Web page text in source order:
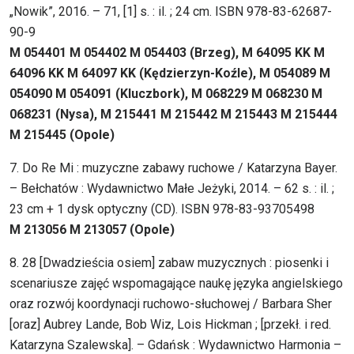
„Nowik”, 2016. – 71, [1] s. : il. ; 24 cm. ISBN 978-83-62687-
90-9
M 054401 M 054402 M 054403 (Brzeg), M 64095 KK M
64096 KK M 64097 KK (Kędzierzyn-Koźle), M 054089 M
054090 M 054091 (Kluczbork), M 068229 M 068230 M
068231 (Nysa), M 215441 M 215442 M 215443 M 215444
M 215445 (Opole)
7. Do Re Mi : muzyczne zabawy ruchowe / Katarzyna Bayer.
– Bełchatów : Wydawnictwo Małe Jeżyki, 2014. – 62 s. : il. ;
23 cm + 1 dysk optyczny (CD). ISBN 978-83-93705498
M 213056 M 213057 (Opole)
8. 28 [Dwadzieścia osiem] zabaw muzycznych : piosenki i
scenariusze zajęć wspomagające naukę języka angielskiego
oraz rozwój koordynacji ruchowo-słuchowej / Barbara Sher
[oraz] Aubrey Lande, Bob Wiz, Lois Hickman ; [przekł. i red.
Katarzyna Szalewska]. – Gdańsk : Wydawnictwo Harmonia –